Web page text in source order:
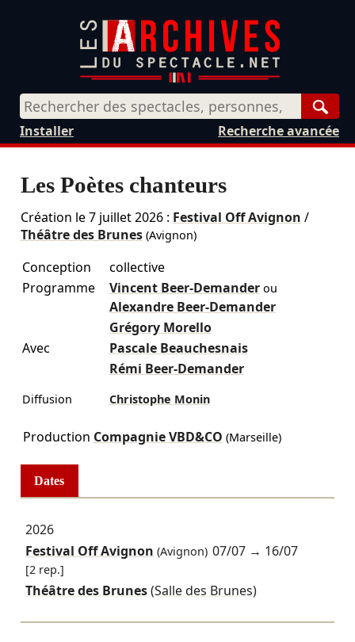
Recherche avancée
Installer
Les Poètes chanteurs
Création le7 juillet 2026: Festival Off Avignon /
Théâtre des Brunes(Avignon)
Conception
collective
Programme
Vincent Beer-Demander ou
Alexandre Beer-Demander
Grégory Morello
Avec
Pascale Beauchesnais
Rémi Beer-Demander
Diffusion Christophe Monin
Production Compagnie VBD&CO (Marseille)
Dates
2026
Festival Off Avignon (Avignon) 07/07 → 16/07
[2 rep.]
Théâtre des Brunes(Salle des Brunes)